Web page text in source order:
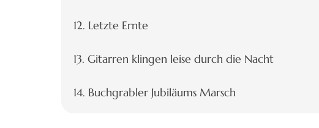
12. Letzte Ernte
13. Gitarren klingen leise durch die Nacht
14. Buchgrabler Jubiläums Marsch